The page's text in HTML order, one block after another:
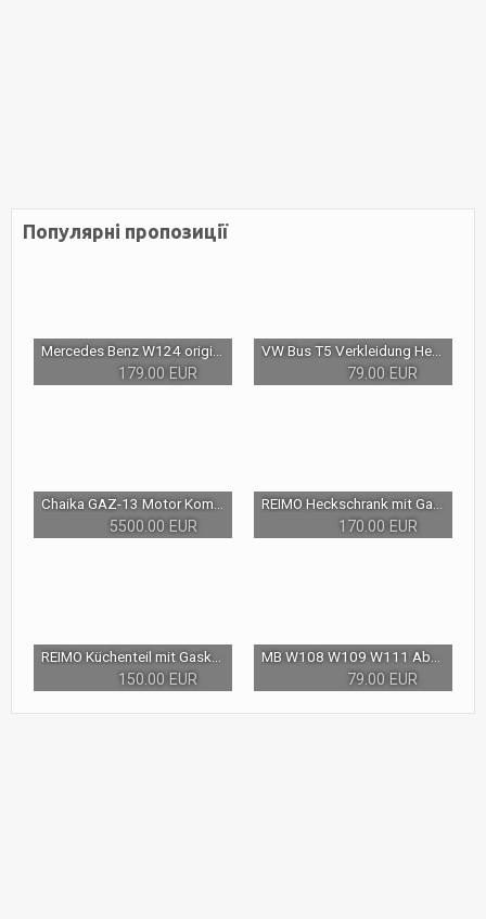
Популярні пропозиції
179.00 EUR
79.00 EUR
5500.00 EUR
170.00 EUR
150.00 EUR
79.00 EUR